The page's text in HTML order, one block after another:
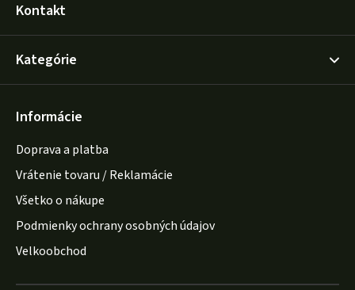
Kontakt
Kategórie
Informácie
Doprava a platba
Vrátenie tovaru / Reklamácie
Všetko o nákupe
Podmienky ochrany osobných údajov
Velkoobchod